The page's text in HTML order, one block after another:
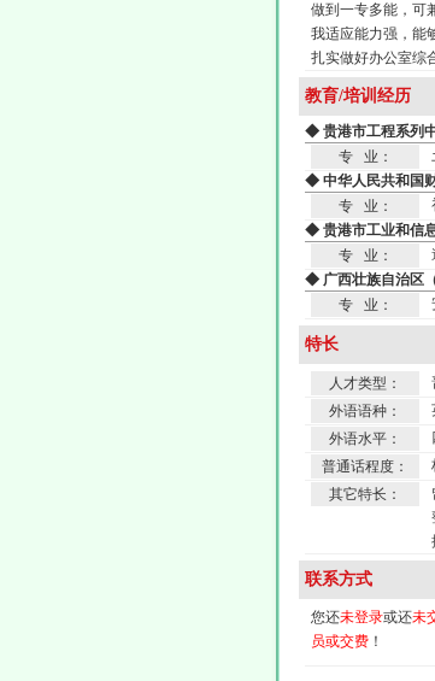
做到一专多能，可
我适应能力强，能
扎实做好办公室综
教育/培训经历
◆ 贵港市工程系列中
专 业：
◆ 中华人民共和国财
专 业：
◆ 贵港市工业和信息
专 业：
◆ 广西壮族自治区（
专 业：
特长
人才类型：
外语语种：
外语水平：
普通话程度：
其它特长：
联系方式
您还未登录或还未
员或交费 ！